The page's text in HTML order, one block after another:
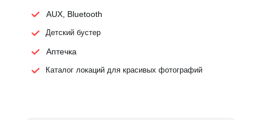
Детский бустер
AUX, Bluetooth
Каталог локаций для красивых фотографий
Аптечка